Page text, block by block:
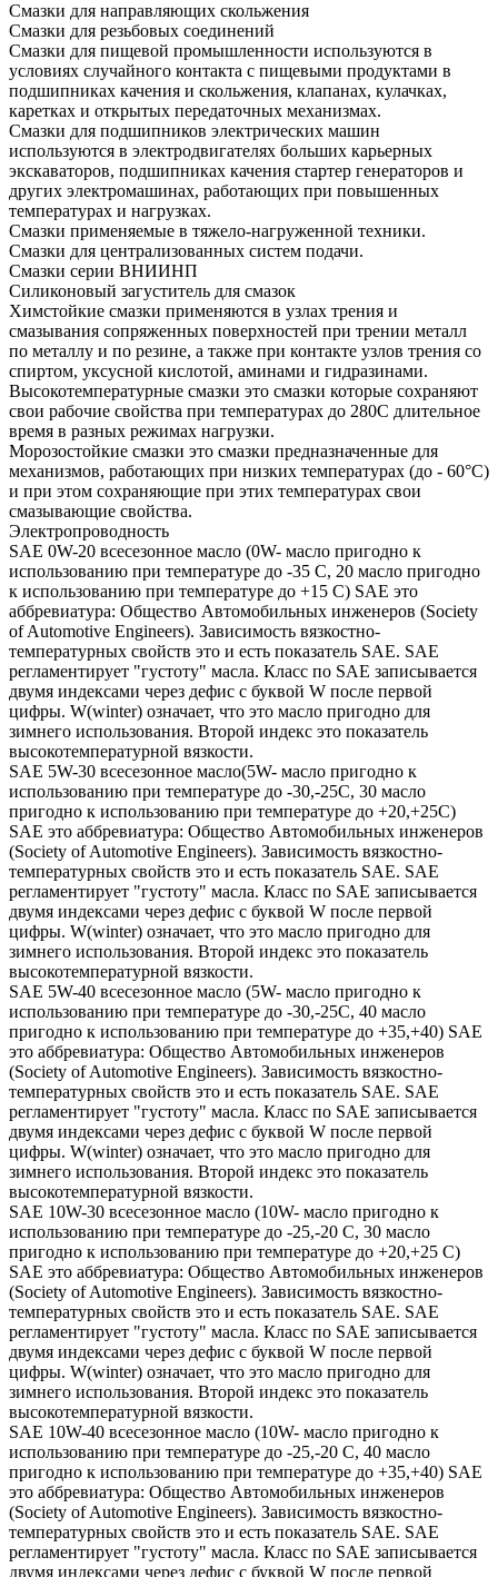
Смазки для направляющих скольжения
Смазки для резьбовых соединений
Смазки для пищевой промышленности используются в
условиях случайного контакта с пищевыми продуктами в
подшипниках качения и скольжения, клапанах, кулачках,
каретках и открытых передаточных механизмах.
Смазки для подшипников электрических машин
используются в электродвигателях больших карьерных
экскаваторов, подшипниках качения стартер генераторов и
других электромашинах, работающих при повышенных
температурах и нагрузках.
Смазки применяемые в тяжело-нагруженной техники.
Смазки для централизованных систем подачи.
Смазки серии ВНИИНП
Силиконовый загуститель для смазок
Химстойкие смазки применяются в узлах трения и
смазывания сопряженных поверхностей при трении металл
по металлу и по резине, а также при контакте узлов трения со
спиртом, уксусной кислотой, аминами и гидразинами.
Высокотемпературные смазки это смазки которые сохраняют
свои рабочие свойства при температурах до 280С длительное
время в разных режимах нагрузки.
Морозостойкие смазки это смазки предназначенные для
механизмов, работающих при низких температурах (до - 60°С)
и при этом сохраняющие при этих температурах свои
смазывающие свойства.
Электропроводность
SAE 0W-20 всесезонное масло (0W- масло пригодно к
использованию при температуре до -35 С, 20 масло пригодно
к использованию при температуре до +15 С) SAE это
аббревиатура: Общество Автомобильных инженеров (Society
of Automotive Engineers). Зависимость вязкостно-
температурных свойств это и есть показатель SAE. SAE
регламентирует "густоту" масла. Класс по SAE записывается
двумя индексами через дефис с буквой W после первой
цифры. W(winter) означает, что это масло пригодно для
зимнего использования. Второй индекс это показатель
высокотемпературной вязкости.
SAE 5W-30 всесезонное масло(5W- масло пригодно к
использованию при температуре до -30,-25С, 30 масло
пригодно к использованию при температуре до +20,+25С)
SAE это аббревиатура: Общество Автомобильных инженеров
(Society of Automotive Engineers). Зависимость вязкостно-
температурных свойств это и есть показатель SAE. SAE
регламентирует "густоту" масла. Класс по SAE записывается
двумя индексами через дефис с буквой W после первой
цифры. W(winter) означает, что это масло пригодно для
зимнего использования. Второй индекс это показатель
высокотемпературной вязкости.
SAE 5W-40 всесезонное масло (5W- масло пригодно к
использованию при температуре до -30,-25С, 40 масло
пригодно к использованию при температуре до +35,+40) SAE
это аббревиатура: Общество Автомобильных инженеров
(Society of Automotive Engineers). Зависимость вязкостно-
температурных свойств это и есть показатель SAE. SAE
регламентирует "густоту" масла. Класс по SAE записывается
двумя индексами через дефис с буквой W после первой
цифры. W(winter) означает, что это масло пригодно для
зимнего использования. Второй индекс это показатель
высокотемпературной вязкости.
SAE 10W-30 всесезонное масло (10W- масло пригодно к
использованию при температуре до -25,-20 С, 30 масло
пригодно к использованию при температуре до +20,+25 С)
SAE это аббревиатура: Общество Автомобильных инженеров
(Society of Automotive Engineers). Зависимость вязкостно-
температурных свойств это и есть показатель SAE. SAE
регламентирует "густоту" масла. Класс по SAE записывается
двумя индексами через дефис с буквой W после первой
цифры. W(winter) означает, что это масло пригодно для
зимнего использования. Второй индекс это показатель
высокотемпературной вязкости.
SAE 10W-40 всесезонное масло (10W- масло пригодно к
использованию при температуре до -25,-20 С, 40 масло
пригодно к использованию при температуре до +35,+40) SAE
это аббревиатура: Общество Автомобильных инженеров
(Society of Automotive Engineers). Зависимость вязкостно-
температурных свойств это и есть показатель SAE. SAE
регламентирует "густоту" масла. Класс по SAE записывается
двумя индексами через дефис с буквой W после первой